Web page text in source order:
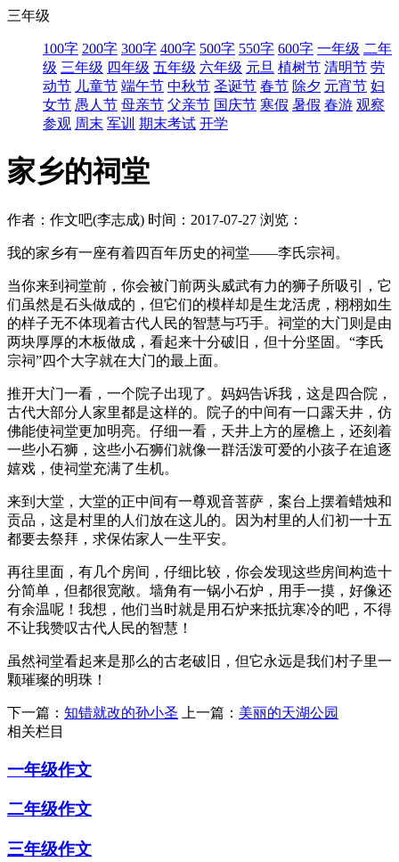
三年级
100字 200字 300字 400字 500字 550字 600字 一年级 二年
级 三年级 四年级 五年级 六年级 元旦 植树节 清明节 劳
动节 儿童节 端午节 中秋节 圣诞节 春节 除夕 元宵节 妇
女节 愚人节 母亲节 父亲节 国庆节 寒假 暑假 春游 观察
参观 周末 军训 期末考试 开学
家乡的祠堂
作者：作文吧(李志成) 时间：2017-07-27 浏览：
我的家乡有一座有着四百年历史的祠堂――李氏宗祠。
当你来到祠堂前，你会被门前两头威武有力的狮子所吸引，它
们虽然是石头做成的，但它们的模样却是生龙活虎，栩栩如生
的样子无不体现着古代人民的智慧与巧手。祠堂的大门则是由
两块厚厚的木板做成，看起来十分破旧，但十分坚固。“李氏
宗祠”四个大字就在大门的最上面。
推开大门一看，一个院子出现了。妈妈告诉我，这是四合院，
古代大部分人家里都是这样的。院子的中间有一口露天井，仿
佛能使祠堂更加明亮。仔细一看，天井上方的屋檐上，还刻着
一些小石狮，这些小石狮们就像一群活泼可爱的小孩子在追逐
嬉戏，使祠堂充满了生机。
来到大堂，大堂的正中间有一尊观音菩萨，案台上摆着蜡烛和
贡品，这是村里的人们放在这儿的。因为村里的人们初一十五
都要去祭拜，求保佑家人一生平安。
再往里面，有几个房间，仔细比较，你会发现这些房间构造十
分简单，但都很宽敞。墙角有一锅小石炉，用手一摸，好像还
有余温呢！我想，他们当时就是用石炉来抵抗寒冷的吧，不得
不让我赞叹古代人民的智慧！
虽然祠堂看起来是那么的古老破旧，但它永远是我们村子里一
颗璀璨的明珠！
下一篇： 知错就改的孙小圣 上一篇： 美丽的天湖公园
相关栏目
一年级作文
二年级作文
三年级作文